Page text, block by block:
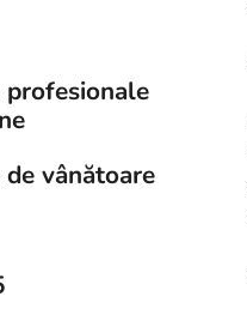
profesionale
vânătoare